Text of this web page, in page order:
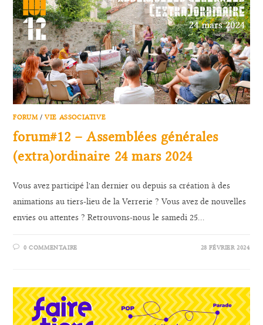
FORUM/VIE ASSOCIATIVE
forum#12 – Assemblées générales
(extra)ordinaire 24 mars 2024
Vous avez participé l'an dernier ou depuis sa création à des
animations au tiers-lieu de la Verrerie ? Vous avez de nouvelles
envies ou attentes ? Retrouvons-nous le samedi 25…
0 COMMENTAIRE 28 FÉVRIER 2024